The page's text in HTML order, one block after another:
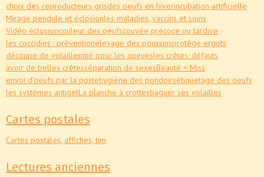
choix des reproducteurs grisdes oeufs en hiverincubation artificielle
Mirage pendule et éclosionles maladies, vaccins et soins
Vidéo éclosioncouleur des oeufscouvée précoce ou tardive
les coccidies : préventionélevage des poussinsprotège ergots
découpe de volaillepitié pour les queuesles crêtes: défauts
avoir de belles crêtesséparation de sexesBeauté = Miss
envoi d'oeufs par la postehygiène des pondoirsétiquetage des oeufs
les systèmes antigelLa planche à crottesbaguer ses volailles
Cartes postales
Cartes postales, affiches, tim
Lectures anciennes